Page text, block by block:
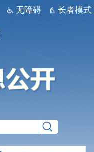
无障碍 长者模式